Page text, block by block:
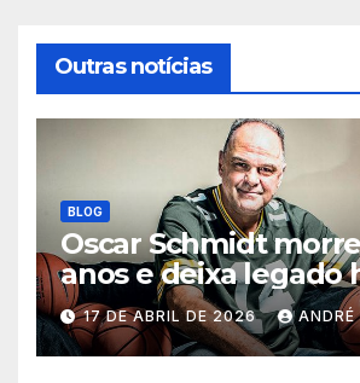
Outras notícias
BLOG
Oscar Schmidt
anos e deixa legado
no basquete
17 DE ABRIL DE 2026 ANDRÉ